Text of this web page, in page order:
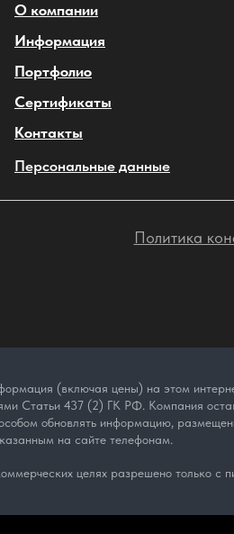
О компании
Информация
Портфолио
Сертификаты
Контакты
Политика
(включая цены) на этом
Статьи 437 (2) ГК РФ. Компания
обновлять информацию,
на сайте телефонам.
целях разрешено только с
Персональные данные